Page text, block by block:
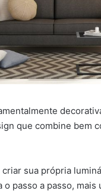
que combine bem
sua própria
o passo a passo, mais